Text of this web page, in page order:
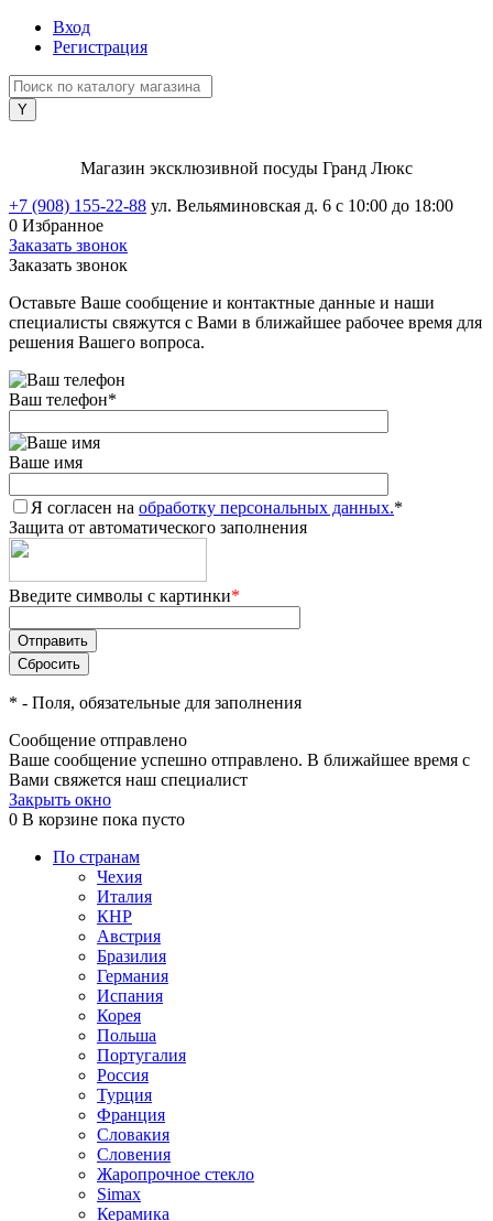
Вход
Регистрация
Магазин эксклюзивной посуды Гранд Люкс
+7 (908) 155-22-88 ул. Вельяминовская д. 6 с 10:00 до 18:00
0 Избранное
Заказать звонок
Заказать звонок
Оставьте Ваше сообщение и контактные данные и наши
специалисты свяжутся с Вами в ближайшее рабочее время для
решения Вашего вопроса.
Ваш телефон*
Ваше имя
Я согласен на обработку персональных данных.*
Защита от автоматического заполнения
Введите символы с картинки*
* - Поля, обязательные для заполнения
Сообщение отправлено
Ваше сообщение успешно отправлено. В ближайшее время с
Вами свяжется наш специалист
Закрыть окно
0 В корзине пока пусто
По странам
Чехия
Италия
КНР
Австрия
Бразилия
Германия
Испания
Корея
Польша
Португалия
Россия
Турция
Франция
Словакия
Словения
Жаропрочное стекло
Simax
Керамика